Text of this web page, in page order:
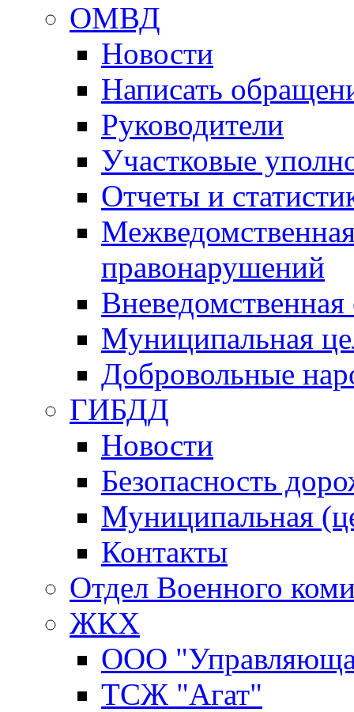
ОМВД
Новости
Написать
Руководители
Участковые
Отчеты и
правонарушений
Вневедомственная
Муниципальная
Добровольные
ГИБДД
Новости
Безопасность
Муниципальная
Контакты
Отдел Военного
ЖКХ
ООО
ТСЖ "Агат"